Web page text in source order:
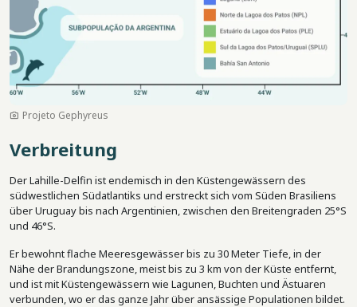
Projeto Gephyreus
Verbreitung
Der Lahille-Delfin ist endemisch in den Küstengewässern des
südwestlichen Südatlantiks und erstreckt sich vom Süden Brasiliens
über Uruguay bis nach Argentinien, zwischen den Breitengraden 25°S
und 46°S.
Er bewohnt flache Meeresgewässer bis zu 30 Meter Tiefe, in der
Nähe der Brandungszone, meist bis zu 3 km von der Küste entfernt,
und ist mit Küstengewässern wie Lagunen, Buchten und Ästuaren
verbunden, wo er das ganze Jahr über ansässige Populationen bildet.